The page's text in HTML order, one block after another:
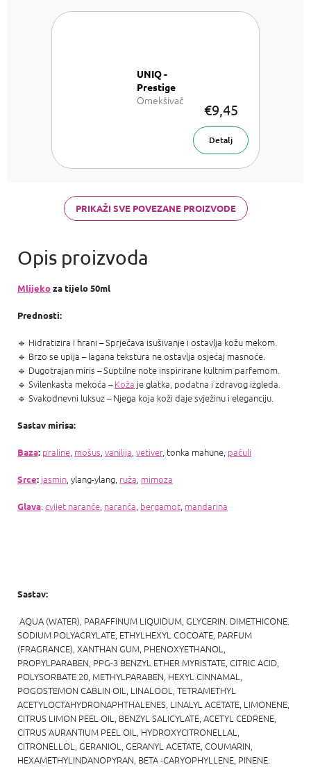
UNIQ -
Prestige
Omekšivač
€9,45
Detalj
PRIKAŽI SVE POVEZANE PROIZVODE
Mlijekoza tijelo 50ml
Prednosti:
🔹 Hidratizira i hrani – Sprječava isušivanje i ostavlja kožu mekom.
🔹 Brzo se upija – lagana tekstura ne ostavlja osjećaj masnoće.
🔹 Dugotrajan miris – Suptilne note inspirirane kultnim parfemom.
🔹 Svilenkasta mekoća –Koža je glatka, podatna i zdravog izgleda.
🔹 Svakodnevni luksuz – Njega koja koži daje svježinu i eleganciju.
Sastav mirisa:
Baza: praline mošus vanilija vetiver, tonka mahune, pačuli
Srce: jasmin , ylang-ylang, ruža mimoza
Glava:cvijet naranče naranča bergamot mandarina
Sastav:
AQUA (WATER), PARAFFINUM LIQUIDUM, GLYCERIN. DIMETHICONE.
SODIUM POLYACRYLATE, ETHYLHEXYL COCOATE, PARFUM
(FRAGRANCE), XANTHAN GUM, PHENOXYETHANOL,
PROPYLPARABEN, PPG-3 BENZYL ETHER MYRISTATE, CITRIC ACID,
POLYSORBATE 20, METHYLPARABEN, HEXYL CINNAMAL,
POGOSTEMON CABLIN OIL, LINALOOL, TETRAMETHYL
ACETYLOCTAHYDRONAPHTHALENES, LINALYL ACETATE, LIMONENE,
CITRUS LIMON PEEL OIL, BENZYL SALICYLATE, ACETYL CEDRENE,
CITRUS AURANTIUM PEEL OIL, HYDROXYCITRONELLAL,
CITRONELLOL, GERANIOL, GERANYL ACETATE, COUMARIN,
HEXAMETHYLINDANOPYRAN, BETA -CARYOPHYLLENE, PINENE.